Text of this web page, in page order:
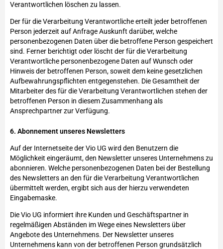
Verantwortlichen löschen zu lassen.
Der für die Verarbeitung Verantwortliche erteilt jeder betroffenen
Person jederzeit auf Anfrage Auskunft darüber, welche
personenbezogenen Daten über die betroffene Person gespeichert
sind. Ferner berichtigt oder löscht der für die Verarbeitung
Verantwortliche personenbezogene Daten auf Wunsch oder
Hinweis der betroffenen Person, soweit dem keine gesetzlichen
Aufbewahrungspflichten entgegenstehen. Die Gesamtheit der
Mitarbeiter des für die Verarbeitung Verantwortlichen stehen der
betroffenen Person in diesem Zusammenhang als
Ansprechpartner zur Verfügung.
6. Abonnement unseres Newsletters
Auf der Internetseite der Vio UG wird den Benutzern die
Möglichkeit eingeräumt, den Newsletter unseres Unternehmens zu
abonnieren. Welche personenbezogenen Daten bei der Bestellung
des Newsletters an den für die Verarbeitung Verantwortlichen
übermittelt werden, ergibt sich aus der hierzu verwendeten
Eingabemaske.
Die Vio UG informiert ihre Kunden und Geschäftspartner in
regelmäßigen Abständen im Wege eines Newsletters über
Angebote des Unternehmens. Der Newsletter unseres
Unternehmens kann von der betroffenen Person grundsätzlich